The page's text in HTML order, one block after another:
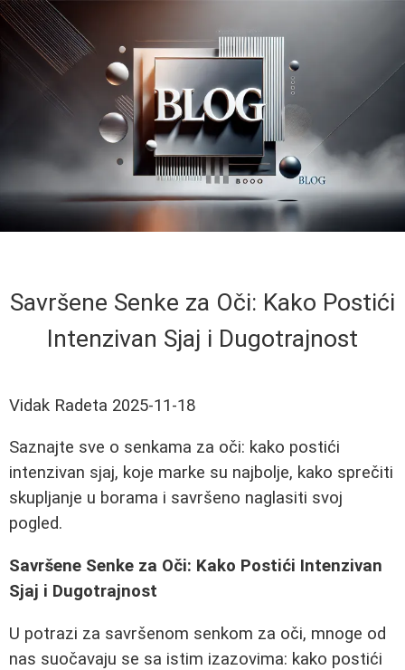
Savršene Senke za Oči: Kako Postići
Intenzivan Sjaj i Dugotrajnost
Vidak Radeta 2025-11-18
Saznajte sve o senkama za oči: kako postići
intenzivan sjaj, koje marke su najbolje, kako sprečiti
skupljanje u borama i savršeno naglasiti svoj
pogled.
Savršene Senke za Oči: Kako Postići Intenzivan
Sjaj i Dugotrajnost
U potrazi za savršenom senkom za oči, mnoge od
nas suočavaju se sa istim izazovima: kako postići